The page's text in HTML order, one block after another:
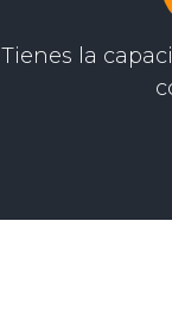
Tienes la